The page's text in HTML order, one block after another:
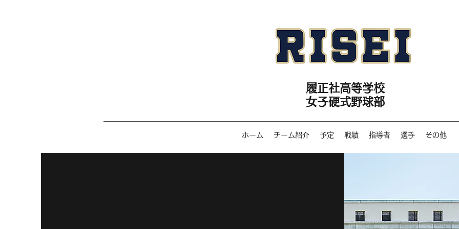
履正社高等学校
女子硬式野球部
ホーム チーム紹介 予定 戦績 指導者 選手 その他